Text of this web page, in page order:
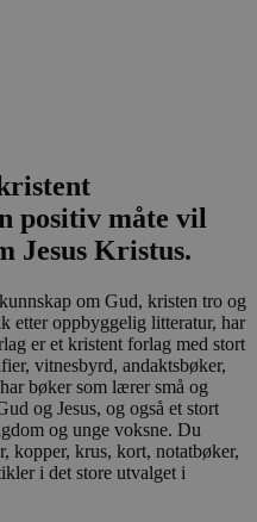
positiv måte vil
Jesus Kristus.
om Gud, kristen tro og
etter oppbyggelig litteratur, har
er et kristent forlag med stort
vitnesbyrd, andaktsbøker,
bøker som lærer små og
og Jesus, og også et stort
og unge voksne. Du
kopper, krus, kort, notatbøker,
i det store utvalget i